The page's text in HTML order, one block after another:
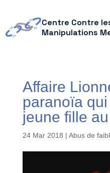
Centre Contre
Manipulations
Affaire
paranoïa
jeune fille
24 Mar 2018 | Abus de